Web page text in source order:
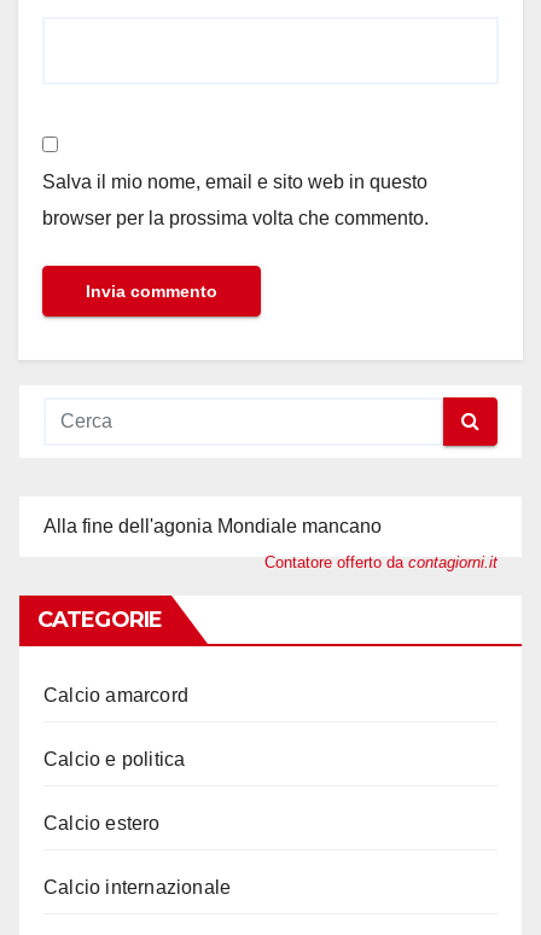
Salva il mio nome, email e sito web in questo
browser per la prossima volta che commento.
Alla fine dell'agonia Mondiale mancano
Contatore offerto da contagiorni.it
CATEGORIE
Calcio amarcord
Calcio e politica
Calcio estero
Calcio internazionale